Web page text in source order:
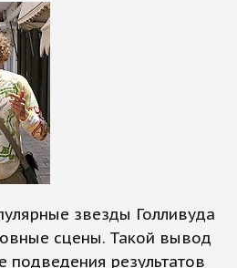
звезды Голливуда
сцены. Такой вывод
подведения результатов